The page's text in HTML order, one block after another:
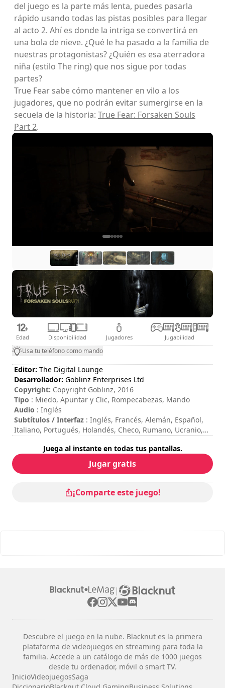
del juego es la parte más lenta, puedes pasarla
rápido usando todas las pistas posibles para llegar
al acto 2. Ahí es donde la intriga se convertirá en
una bola de nieve. ¿Qué le ha pasado a la familia de
nuestras protagonistas? ¿Quién es esa aterradora
niña (estilo The ring) que nos sigue por todas
partes?
True Fear sabe cómo mantener en vilo a los
jugadores, que no podrán evitar sumergirse en la
secuela de la historia: True Fear: Forsaken Souls
Part 2.
Edad Disponibilidad Jugadores Jugabilidad
Usa tu teléfono como mando
Editor: The Digital Lounge
Desarrollador: Goblinz Enterprises Ltd
Copyright: Copyright Goblinz, 2016
Tipo : Miedo, Apuntar y Clic, Rompecabezas, Mando
Audio : Inglés
Subtítulos / Interfaz : Inglés, Francés, Alemán, Español,
Italiano, Portugués, Holandés, Checo, Rumano, Ucranio,
Session duration : 10 - 30 minutos
Duración total
Dificultad
Valoración: Worth Playing : 9/10
Se puede ver los controles en las opciones del juego.
Juega al instante en todas tus pantallas.
Jugar gratis
¡Comparte este juego!
|
Descubre el juego en la nube. Blacknut es la primera
plataforma de videojuegos en streaming para toda la
familia. Accede a un catálogo de más de 1000 juegos
desde tu ordenador, móvil o smart TV.
InicioVideojuegosSaga